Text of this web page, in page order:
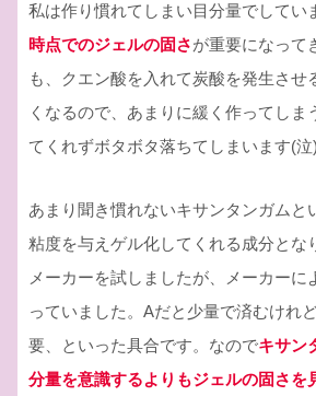
私は作り慣れてしまい目分量でしてい
時点でのジェルの固さが重要になって
も、クエン酸を入れて炭酸を発生させ
くなるので、あまりに緩く作ってしま
てくれずボタボタ落ちてしまいます(泣)
あまり聞き慣れないキサンタンガムと
粘度を与えゲル化してくれる成分とな
メーカーを試しましたが、メーカーに
っていました。Aだと少量で済むけれ
要、といった具合です。なのでキサン
分量を意識するよりもジェルの固さを